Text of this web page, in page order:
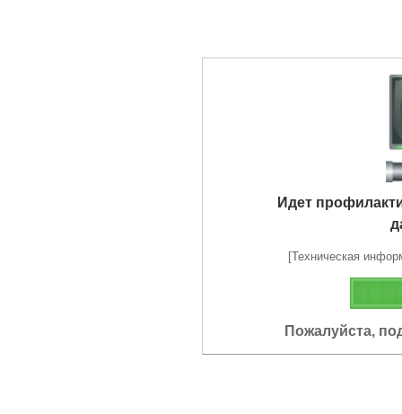
Идет
[Техническая
Пожалуйста,